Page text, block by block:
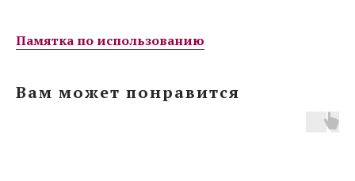
Памятка по использованию
Вам может понравится